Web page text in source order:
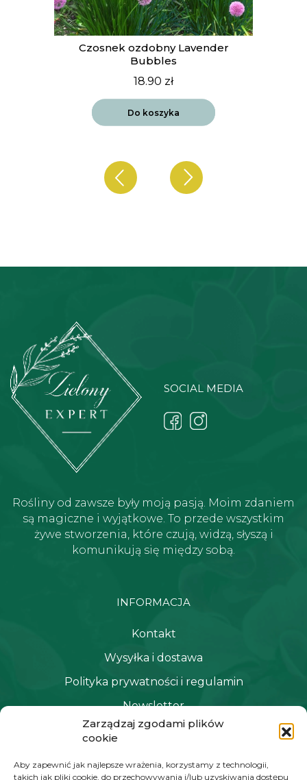
Zarządzaj zgodami plików
cookie
Aby zapewnić jak najlepsze wrażenia, korzystamy z technologii,
takich jak pliki cookie, do przechowywania i/lub uzyskiwania dostępu
Czosnek ozdobny Lavender
Bubbles
18.90 zł
Do koszyka
SOCIAL MEDIA
Rośliny od zawsze były moją pasją. Moim zdaniem
są magiczne i wyjątkowe. To przede wszystkim
żywe stworzenia, które czują, widzą, słyszą i
komunikują się między sobą.
INFORMACJA
Kontakt
Wysyłka i dostawa
Polityka prywatności i regulamin
Newsletter